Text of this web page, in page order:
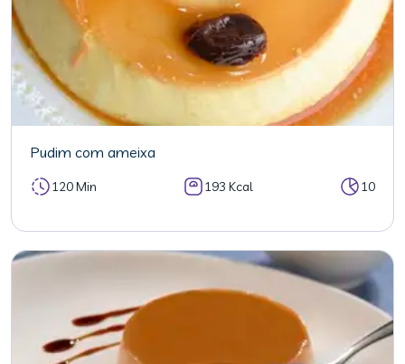
Pudim com ameixa
120 Min 193 Kcal 10